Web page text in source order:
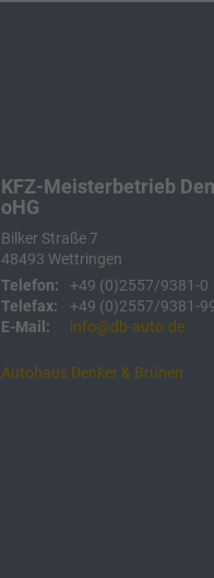
KFZ-Meisterbetrieb
oHG
Bilker Straße 7
48493 Wettringen
Telefon:
+49 (0)2557/9381-0
Telefax:
+49 (0)2557/9381-
E-Mail:
info@db-auto.de
Autohaus Denker & Brünen